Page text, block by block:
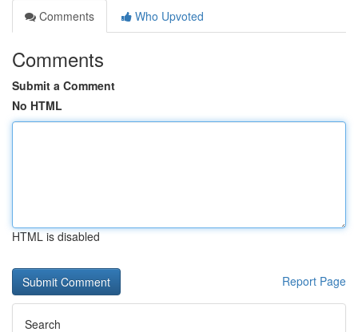
Comments
Who Upvoted
Comments
Submit a Comment
No HTML
HTML is disabled
Report Page
Search